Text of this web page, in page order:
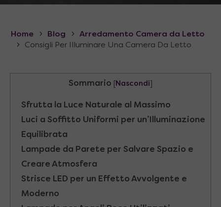
Home Blog
Arredamento Camera da Letto
Consigli Per Illuminare Una Camera Da Letto
Sommario Nascondi
Sfrutta la Luce Naturale al Massimo
Luci a Soffitto Uniformi per un’Illuminazione
Equilibrata
Lampade da Parete per Salvare Spazio e
Creare Atmosfera
Strisce LED per un Effetto Avvolgente e
Moderno